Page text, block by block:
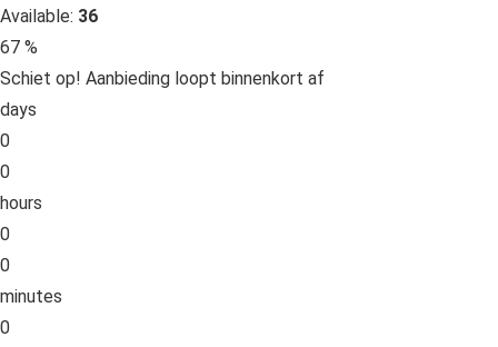
Available: 36
67 %
Schiet op! Aanbieding loopt binnenkort af
days
0
0
hours
0
0
minutes
0